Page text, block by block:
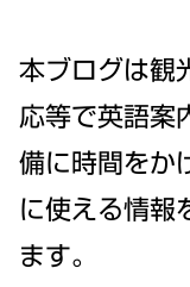
本ブログは観
応等で英語案
備に時間をか
に使える情報
ます。